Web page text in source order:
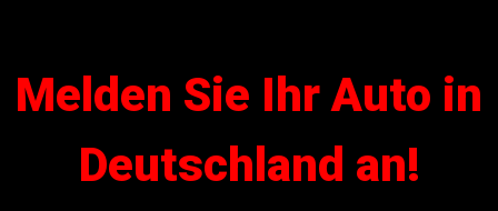
Melden Sie Ihr Auto in
Deutschland an!